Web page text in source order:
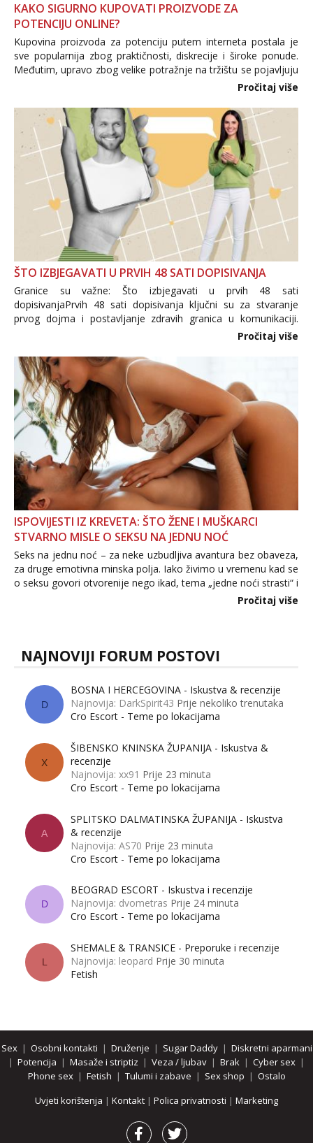
KAKO SIGURNO KUPOVATI PROIZVODE ZA
POTENCIJU ONLINE?
Kupovina proizvoda za potenciju putem interneta postala je
sve popularnija zbog praktičnosti, diskrecije i široke ponude.
Međutim, upravo zbog velike potražnje na tržištu se pojavljuju
i brojni krivotvoreni proizvodi, nepouzdane internetske
Pročitaj više
ŠTO IZBJEGAVATI U PRVIH 48 SATI DOPISIVANJA
Granice su važne: Što izbjegavati u prvih 48 sati
dopisivanjaPrvih 48 sati dopisivanja ključni su za stvaranje
prvog dojma i postavljanje zdravih granica u komunikaciji.
Važno je izbjeći prebrzo otkrivanje osobnih ili intimnih
informacija, jer nepoznata osoba još nije zaslužila to
povjerenje. Takođe...
Pročitaj više
ISPOVIJESTI IZ KREVETA: ŠTO ŽENE I MUŠKARCI
STVARNO MISLE O SEKSU NA JEDNU NOĆ
Seks na jednu noć – za neke uzbudljiva avantura bez obaveza,
za druge emotivna minska polja. Iako živimo u vremenu kad se
o seksu govori otvorenije nego ikad, tema „jedne noći strasti“ i
dalje izaziva burne rasprave. Što zapravo misle žene, a što
Pročitaj više
NAJNOVIJI FORUM POSTOVI
D
BOSNA I HERCEGOVINA - Iskustva & recenzije
Najnovija: DarkSpirit43 Prije nekoliko trenutaka
Cro Escort - Teme po lokacijama
X
ŠIBENSKO KNINSKA ŽUPANIJA - Iskustva &
recenzije
Najnovija: xx91 Prije 23 minuta
Cro Escort - Teme po lokacijama
A
SPLITSKO DALMATINSKA ŽUPANIJA - Iskustva
& recenzije
Najnovija: AS70 Prije 23 minuta
Cro Escort - Teme po lokacijama
D
BEOGRAD ESCORT - Iskustva i recenzije
Najnovija: dvometras Prije 24 minuta
Cro Escort - Teme po lokacijama
L
SHEMALE & TRANSICE - Preporuke i recenzije
Najnovija: leopard Prije 30 minuta
Fetish
Sex| Osobni kontakti | Druženje | Sugar Daddy| Diskretni aparmani
| Potencija | Masaže i striptiz | Veza / ljubav | Brak | Cyber sex |
Phone sex| Fetish | Tulumi i zabave | Sex shop | Ostalo
Uvjeti korištenja | Kontakt | Polica privatnosti | Marketing